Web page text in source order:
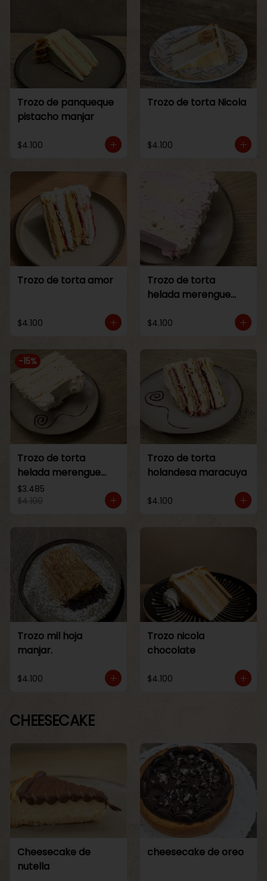
Trozo de panqueque
pistacho manjar
$4.100
Trozo de torta Nicola
$4.100
Trozo de torta amor
$4.100
Trozo de torta
helada merengue
$4.100
-15%
Trozo de torta
helada merengue
lucuma
$3.485
$4.100
Trozo de torta
holandesa maracuya
$4.100
Trozo mil hoja
manjar.
$4.100
Trozo nicola
chocolate
$4.100
CHEESECAKE
Cheesecake de
nutella
cheesecake de oreo